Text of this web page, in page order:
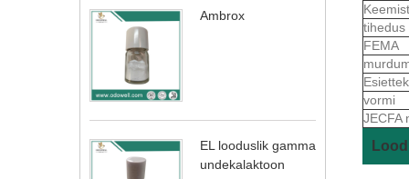
Ambrox
EL looduslik gamma
undekalaktoon
tihedus
FEMA
vormi
JECFA